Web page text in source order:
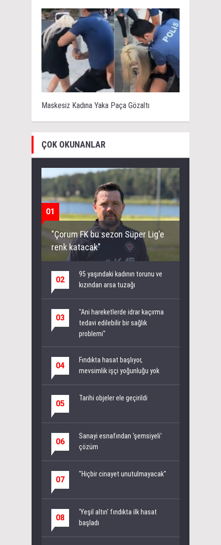
Maskesiz Kadına Yaka Paça Gözaltı
ÇOK OKUNANLAR
01
"Çorum FK bu sezon Süper Lig'e
renk katacak"
02
95 yaşındaki kadının torunu ve
kızından arsa tuzağı
03
"Ani hareketlerde idrar kaçırma
tedavi edilebilir bir sağlık
problemi"
04
Fındıkta hasat başlıyor,
mevsimlik işçi yoğunluğu yok
05
Tarihi objeler ele geçirildi
06
Sanayi esnafından 'şemsiyeli'
çözüm
07
"Hiçbir cinayet unutulmayacak"
08
‘Yeşil altın' fındıkta ilk hasat
başladı